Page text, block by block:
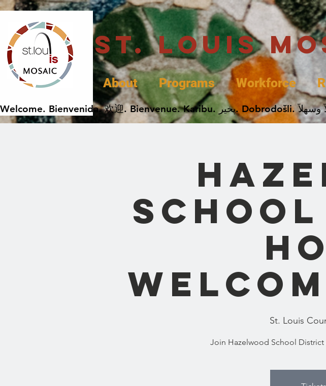
St. Louis
About Programs Workforce
St. Louis
Join Hazelwood School